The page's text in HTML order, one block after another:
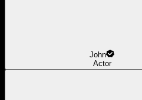
John
Actor